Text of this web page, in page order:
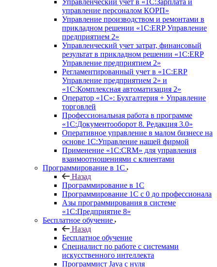
Управленческий учет в «1C:Зарплата и
управление персоналом КОРП»
Управление производством и ремонтами в
прикладном решении «1С:ERP Управление
предприятием 2»
Управленческий учет затрат, финансовый
результат в прикладном решении «1С:ERP
Управление предприятием 2»
Регламентированный учет в «1С:ERP
Управление предприятием 2» и
«1С:Комплексная автоматизация 2»
Оператор «1С»: Бухгалтерия + Управление
торговлей
Профессиональная работа в программе
«1С:Документооборот 8. Редакция 3.0»
Оперативное управление в малом бизнесе на
основе 1С:Управление нашей фирмой
Применение «1С:CRM» для управления
взаимоотношениями с клиентами
Программирование в 1С
Назад
Программирование в 1С
Программирование 1С с 0 до профессионала
Азы программирования в системе
«1С:Предприятие 8»
Бесплатное обучение
Назад
Бесплатное обучение
Специалист по работе с системами
искусственного интеллекта
Программист Java с нуля